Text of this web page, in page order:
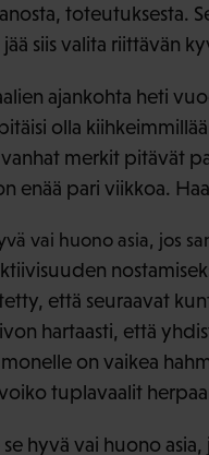
toteutuksesta.
siis valita riittävän
ajankohta heti
olla
merkit pitävät
enää pari viikkoa.
vai huono asia, jos
että seuraavat
hartaasti, että
on vaikea
tuplavaalit
se hyvä vai huono